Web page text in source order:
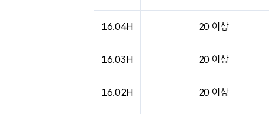
16.04H 20 이상
16.03H 20 이상
16.02H 20 이상